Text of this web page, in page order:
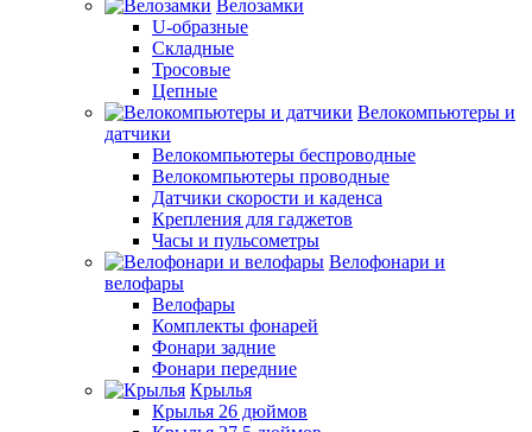
Велозамки
U-образные
Складные
Тросовые
Цепные
Велокомпьютеры и
датчики
Велокомпьютеры беспроводные
Велокомпьютеры проводные
Датчики скорости и каденса
Крепления для гаджетов
Часы и пульсометры
Велофонари и
велофары
Велофары
Комплекты фонарей
Фонари задние
Фонари передние
Крылья
Крылья 26 дюймов